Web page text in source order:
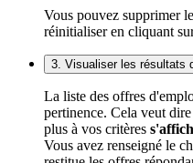
Vous pouvez supprimer
réinitialiser en cliquant
3. Visualiser les résultats
La liste des offres
pertinence. Cela veut
plus à vos critères
Vous avez renseigné le